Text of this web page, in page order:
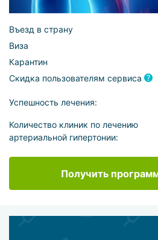
Въезд в страну
Виза
Карантин
Скидка пользователям сервиса
Успешность лечения:
Количество клиник по лечению
артериальной гипертонии:
Получить